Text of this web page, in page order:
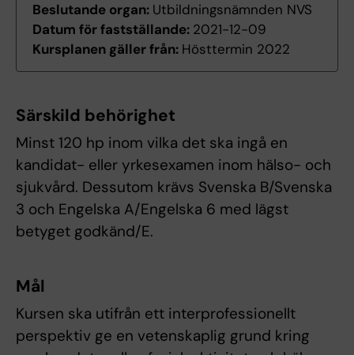
Beslutande organ: Utbildningsnämnden NVS
Datum för fastställande: 2021-12-09
Kursplanen gäller från: Hösttermin 2022
Särskild behörighet
Minst 120 hp inom vilka det ska ingå en
kandidat- eller yrkesexamen inom hälso- och
sjukvård. Dessutom krävs Svenska B/Svenska
3 och Engelska A/Engelska 6 med lägst
betyget godkänd/E.
Mål
Kursen ska utifrån ett interprofessionellt
perspektiv ge en vetenskaplig grund kring